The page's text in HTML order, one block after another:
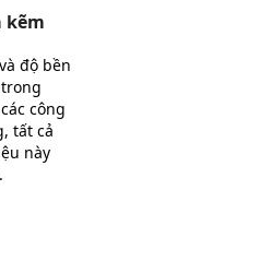
kẽm
độ bền
công
tất cả
này